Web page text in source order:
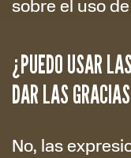
sobre el uso
¿PUEDO USAR
DAR LAS
No, las